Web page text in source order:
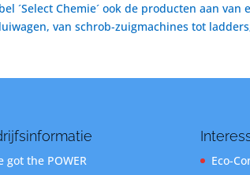
´Select Chemie´ ook de producten aan
van schrob-zuigmachines tot
got the POWER
Eco-